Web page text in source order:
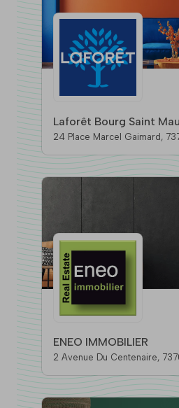
Laforêt Bourg Saint
24 Place Marcel Gaimard, 73700 Bourg-Saint-
ENEO IMMOBILIER
2 Avenue Du Centenaire, 73700 Bourg-Saint-